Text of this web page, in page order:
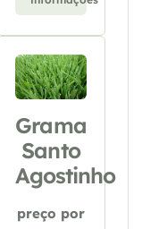
Grama
Santo
Agostinho
preço por